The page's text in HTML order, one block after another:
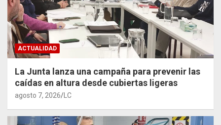
ACTUALIDAD
La Junta lanza una campaña para prevenir las
caídas en altura desde cubiertas ligeras
agosto 7, 2026 LC